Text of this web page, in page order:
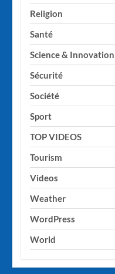
Religion
Santé
Science & Innovation
Sécurité
Société
Sport
TOP VIDEOS
Tourism
Videos
Weather
WordPress
World